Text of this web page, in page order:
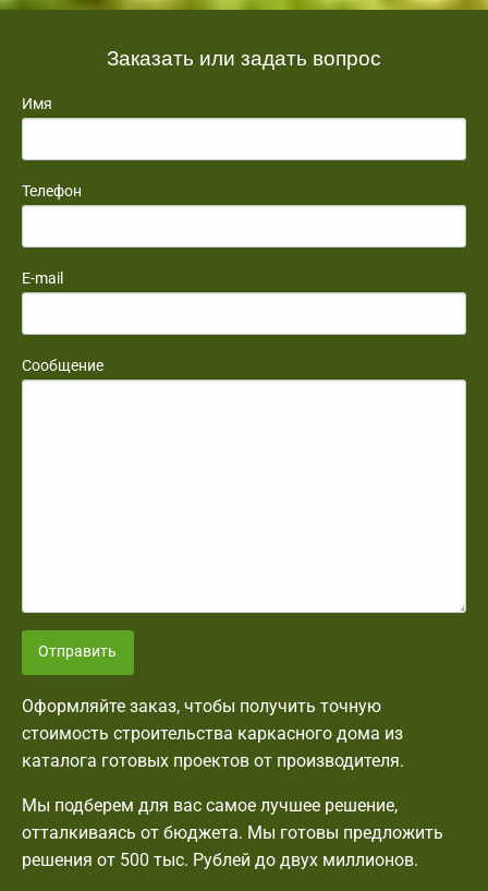
Заказать или задать вопрос
Имя
Телефон
E-mail
Сообщение
Отправить
Оформляйте заказ, чтобы получить точную
стоимость строительства каркасного дома из
каталога готовых проектов от производителя.
Мы подберем для вас самое лучшее решение,
отталкиваясь от бюджета. Мы готовы предложить
решения от 500 тыс. Рублей до двух миллионов.